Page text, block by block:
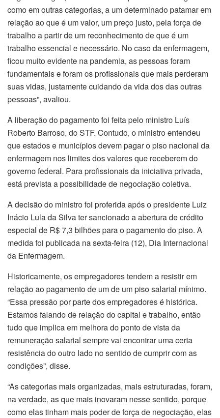
como em outras categorias, a um determinado patamar em
relação ao que é um valor, um preço justo, pela força de
trabalho a partir de um reconhecimento de que é um
trabalho essencial e necessário. No caso da enfermagem,
ficou muito evidente na pandemia, as pessoas foram
fundamentais e foram os profissionais que mais perderam
suas vidas, justamente cuidando da vida dos das outras
pessoas”, avaliou.
A liberação do pagamento foi feita pelo ministro Luís
Roberto Barroso, do STF. Contudo, o ministro entendeu
que estados e municípios devem pagar o piso nacional da
enfermagem nos limites dos valores que receberem do
governo federal. Para profissionais da iniciativa privada,
está prevista a possibilidade de negociação coletiva.
A decisão do ministro foi proferida após o presidente Luiz
Inácio Lula da Silva ter sancionado a abertura de crédito
especial de R$ 7,3 bilhões para o pagamento do piso. A
medida foi publicada na sexta-feira (12), Dia Internacional
da Enfermagem.
Historicamente, os empregadores tendem a resistir em
relação ao pagamento de um de um piso salarial mínimo.
“Essa pressão por parte dos empregadores é histórica.
Estamos falando de relação do capital e trabalho, então
tudo que implica em melhora do ponto de vista da
remuneração salarial sempre vai encontrar uma certa
resistência do outro lado no sentido de cumprir com as
condições”, disse.
“As categorias mais organizadas, mais estruturadas, foram,
na verdade, as que mais inovaram nesse sentido, porque
como elas tinham mais poder de força de negociação, elas